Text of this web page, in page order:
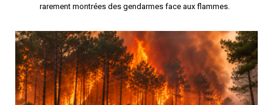
rarement montrées des gendarmes face aux flammes.